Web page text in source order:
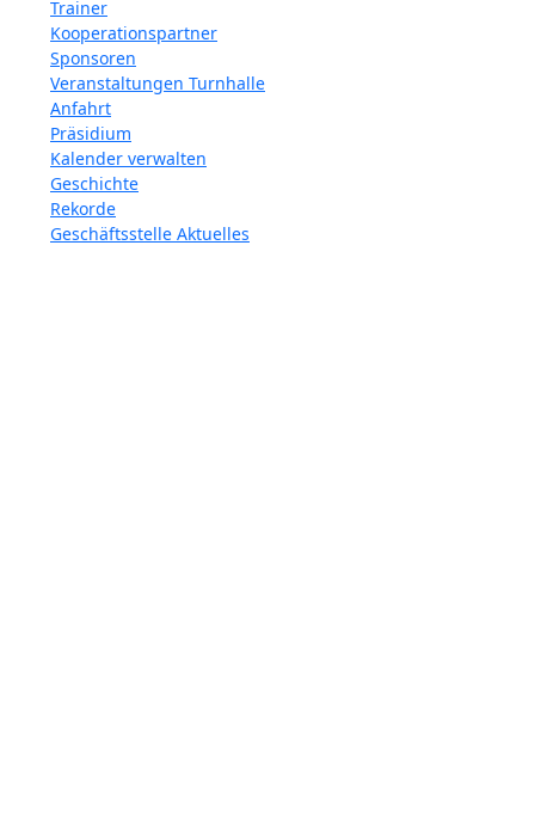
Trainer
Kooperationspartner
Sponsoren
Veranstaltungen Turnhalle
Anfahrt
Präsidium
Kalender verwalten
Geschichte
Rekorde
Geschäftsstelle Aktuelles